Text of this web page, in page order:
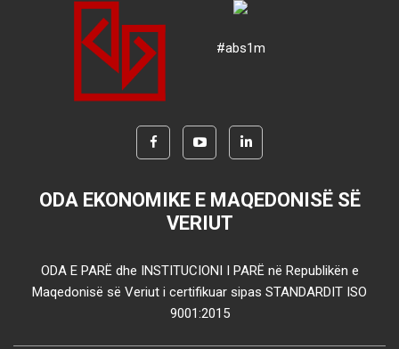
#abs1m
ODA EKONOMIKE E MAQEDONISË SË
VERIUT
ODA E PARË dhe INSTITUCIONI I PARË në Republikën e
Maqedonisë së Veriut i certifikuar sipas STANDARDIT ISO
9001:2015